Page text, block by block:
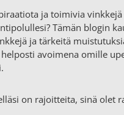
ja toimivia vinkkejä
Tämän blogin
ja tärkeitä
avoimena omille
on rajoitteita, sinä olet